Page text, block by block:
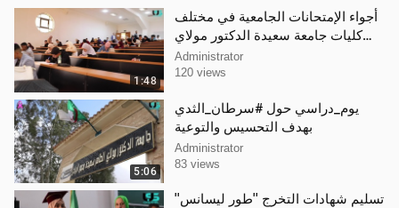
1:48
أجواء الإمتحانات الجامعية في مختلف
كليات جامعة سعيدة الدكتور مولاي
الطاهر
Administrator
120 views
5:06
يوم_دراسي حول #سرطان_الثدي
بهدف التحسيس والتوعية
Administrator
83 views
تسليم شهادات التخرج ''طور ليسانس''